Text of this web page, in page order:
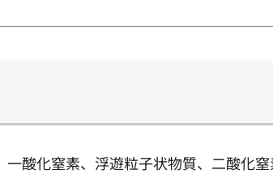
酸化窒素、浮遊粒子状物質、二酸化